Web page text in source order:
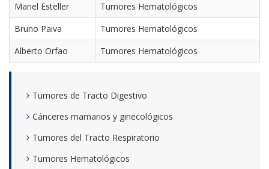
Manel Esteller
Tumores Hematológicos
Bruno Paiva
Tumores Hematológicos
Alberto Orfao
Tumores Hematológicos
Tumores de Tracto Digestivo
Cánceres mamarios y ginecológicos
Tumores del Tracto Respiratorio
Tumores Hematológicos